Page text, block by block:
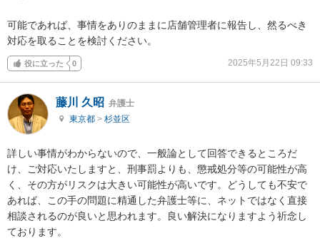
可能であれば、事情をありのままに店舗管理者に報告し、然るべき
対応を取ることを検討ください。
役に立った 0 2025年5月22日 09:33
藤川 久昭 弁護士
東京都 > 杉並区
詳しい事情がわからないので、一般論として回答できるところだ
け、ご対応いたしますと、刑事罰よりも、懲戒処分等の可能性が高
く、その方がリスクは大きい可能性が高いです。どうしても不安で
あれば、この手の問題に精通した弁護士等に、ネットではなく直接
相談されるのが良いと思われます。良い解決になりますよう祈念し
ております。